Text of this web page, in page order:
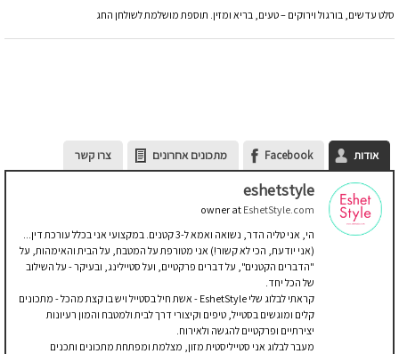
סלט עדשים, בורגול וירוקים – טעים, בריא ומזין. תוספת מושלמת לשולחן החג
אודות Facebook מתכונים אחרונים צרו קשר
eshetstyle
owner at EshetStyle.com
הי, אני טליה הדר, נשואה ואמא ל-3 קטנים. במקצועי אני בכלל עורכת דין...
(אני יודעת, הכי לא קשור!) אני מטורפת על המטבח, על הבית והאימהות, על
"הדברים הקטנים", על דברים פרקטיים, ועל סטיילינג, ובעיקר - על השילוב
של הכל יחד.
קראתי לבלוג שלי EshetStyle - אשת חיל בסטייל ויש בו קצת מהכל - מתכונים
קלים ומוגשים בסטייל, טיפים וקיצורי דרך לבית ולמטבח והמון רעיונות
יצירתיים ופרקטיים להגשה ולאירוח.
מעבר לבלוג אני סטייליסטית מזון, מצלמת ומפתחת מתכונים ותכנים